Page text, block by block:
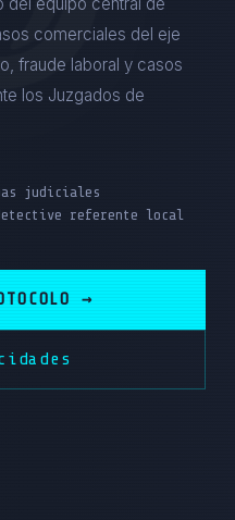
comerciales del eje
fraude laboral y casos
los Juzgados de
judiciales
referente local
→